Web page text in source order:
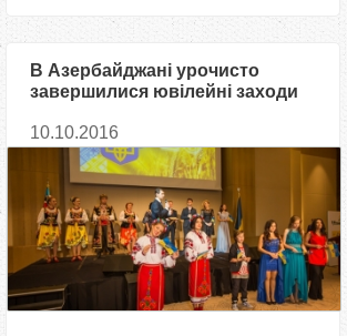
В Азербайджані урочисто
завершилися ювілейні заходи
Незалежності України
10.10.2016